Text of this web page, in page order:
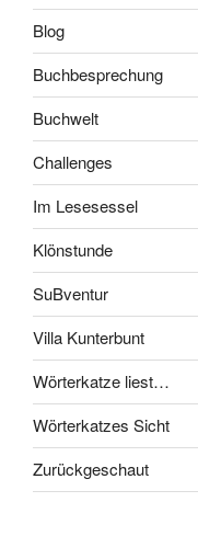
Blog
Buchbesprechung
Buchwelt
Challenges
Im Lesesessel
Klönstunde
SuBventur
Villa Kunterbunt
Wörterkatze liest…
Wörterkatzes Sicht
Zurückgeschaut